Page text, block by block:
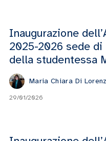
Inaugurazione
2025-2026 sede di
della studentessa
Maria Chiara Di
29/01/2026